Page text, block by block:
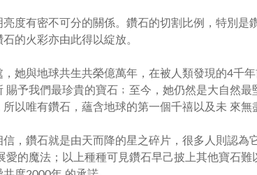
度有密不可分的關係。鑽石的切割比例，特別是
的火彩亦由此得以綻放。
她與地球共生共榮億萬年，在被人類發現的4千
予我們最珍貴的寶石﹔至今，她仍然是大自然最
以唯有鑽石，蘊含地球的第一個千禧以及未 來無
鑽石就是由天而降的星之碎片，很多人則認為
的魔法；以上種種可見鑽石早己披上其他寶石難